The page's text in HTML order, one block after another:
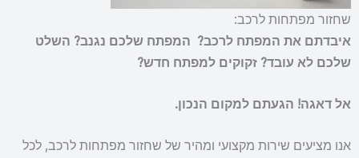
שחזור מפתחות לרכב:
איבדתם את המפתח לרכב? המפתח שלכם נגנב? השלט
שלכם לא עובד? זקוקים למפתח חדש?
אל דאגה! הגעתם למקום הנכון.
אנו מציעים שירות מקצועי ומהיר של שחזור מפתחות לרכב, לכל